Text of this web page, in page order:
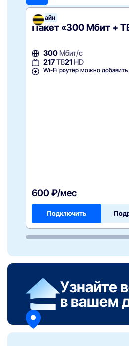
Билайн
Пакет «300 Мбит +
300Мбит/с
217ТВ21 HD
Wi-Fi роутер можно добавить
600 ₽/мес
Подключить
Узнайте
в вашем